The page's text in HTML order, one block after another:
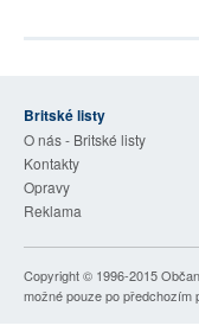
Britské listy
O nás - Britské listy
Kontakty
Opravy
Reklama
Copyright © 1996-2015
možné pouze po předchozím